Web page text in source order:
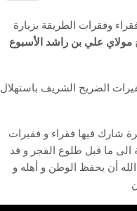
وفقرات الطريقة بزيارة
مولاي علي بن راشد الأسبوع
الضريح الشريف باستهلال
شارك فيها فقراء و فقيرات
الى ما قبل طلوع الفجر و قد
أن يحفظ الوطن و أهله و